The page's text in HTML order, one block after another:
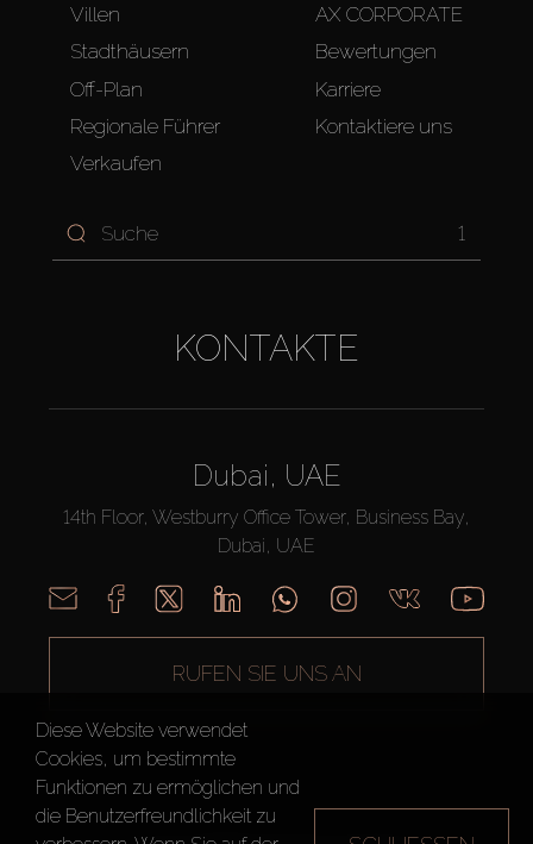
Villen
Stadthäusern
Off-Plan
Regionale Führer
Verkaufen
AX CORPORATE
Bewertungen
Karriere
Kontaktiere uns
1
KONTAKTE
Dubai, UAE
14th Floor, Westburry Office Tower, Business Bay,
Dubai, UAE
RUFEN SIE UNS AN
Diese Website verwendet
Cookies, um bestimmte
Funktionen zu ermöglichen und
die Benutzerfreundlichkeit zu